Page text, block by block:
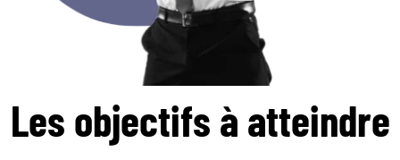
Les objectifs à atteindre